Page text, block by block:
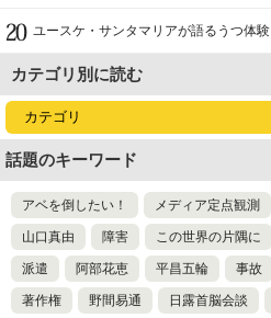
ユースケ・サンタマリアが語るうつ体験
カテゴリ別に読む
話題のキーワード
アベを倒したい！ メディア定点観測
山口真由 障害 この世界の片隅に
派遣 阿部花恵 平昌五輪 事故
著作権 野間易通 日露首脳会談